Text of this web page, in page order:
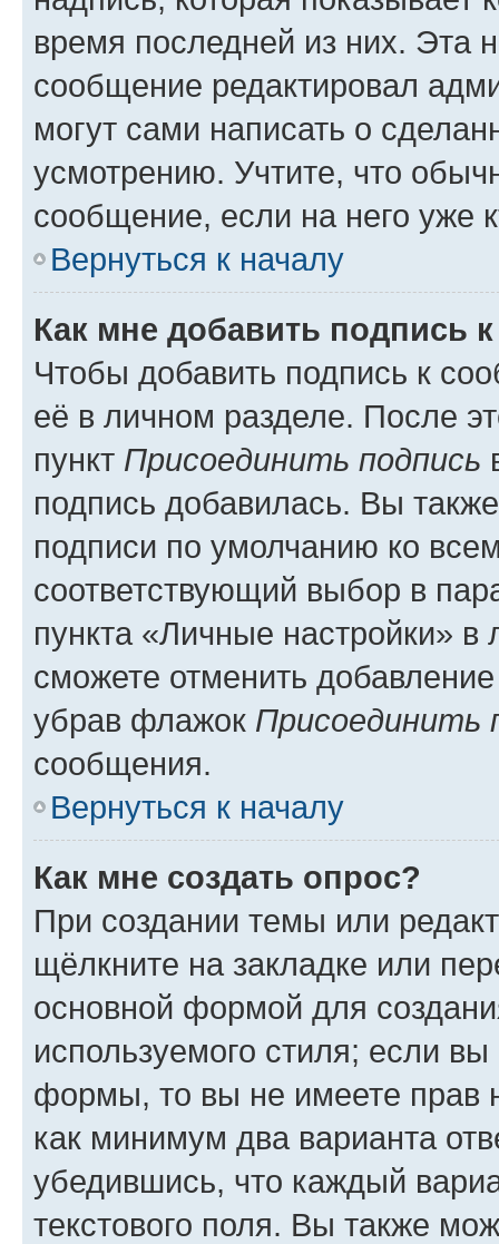
время последней из них. Эта
сообщение редактировал
могут сами написать о
усмотрению. Учтите, что
сообщение, если на него уже
Вернуться к началу
Как мне добавить подпись
Чтобы добавить подпись к
её в личном разделе. После
пункт Присоединить подпись
подпись добавилась. Вы
подписи по умолчанию ко
соответствующий выбор в
пункта «Личные настройки»
сможете отменить
убрав флажок Присоединить
сообщения.
Вернуться к началу
Как мне создать опрос?
При создании темы или
щёлкните на закладке или
основной формой для
используемого стиля; если
формы, то вы не имеете прав
как минимум два варианта
убедившись, что каждый
текстового поля. Вы также